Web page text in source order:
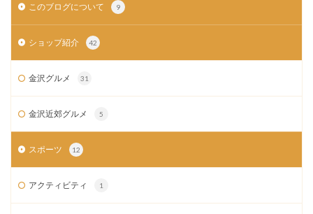
このブログについて 9
ショップ紹介 42
金沢グルメ 31
金沢近郊グルメ 5
スポーツ 12
アクティビティ 1